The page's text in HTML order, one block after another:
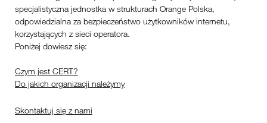
specjalistyczna jednostka w strukturach Orange Polska,
odpowiedzialna za bezpieczeństwo użytkowników internetu,
korzystających z sieci operatora.
Poniżej dowiesz się:
Czym jest CERT?
Do jakich organizacji należymy
Skontaktuj się z nami